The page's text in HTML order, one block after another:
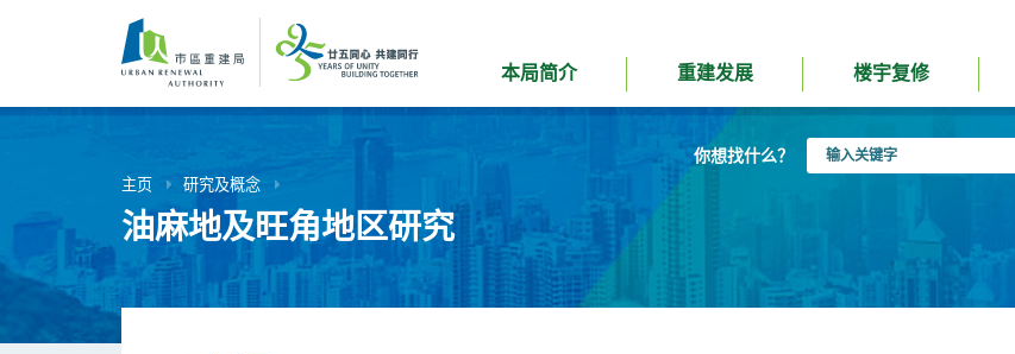
内
本局简介 重建发展 楼宇复修
你想找什么？
入
主页 研究及概念
油麻地及旺角地区研究